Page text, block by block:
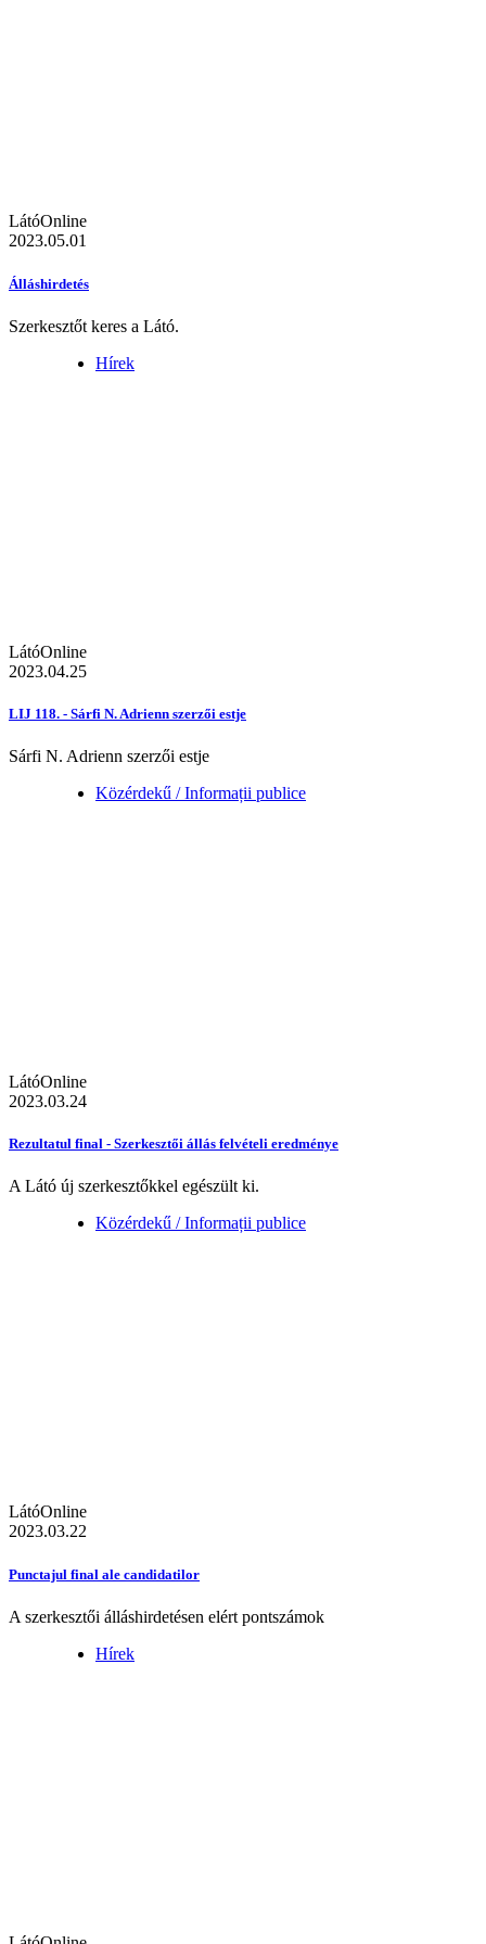
LátóOnline
2023.05.01
Álláshirdetés
Szerkesztőt keres a Látó.
Hírek
LátóOnline
2023.04.25
LIJ 118. - Sárfi N. Adrienn szerzői estje
Sárfi N. Adrienn szerzői estje
Közérdekű / Informații publice
LátóOnline
2023.03.24
Rezultatul final - Szerkesztői állás felvételi eredménye
A Látó új szerkesztőkkel egészült ki.
Közérdekű / Informații publice
LátóOnline
2023.03.22
Punctajul final ale candidatilor
A szerkesztői álláshirdetésen elért pontszámok
Hírek